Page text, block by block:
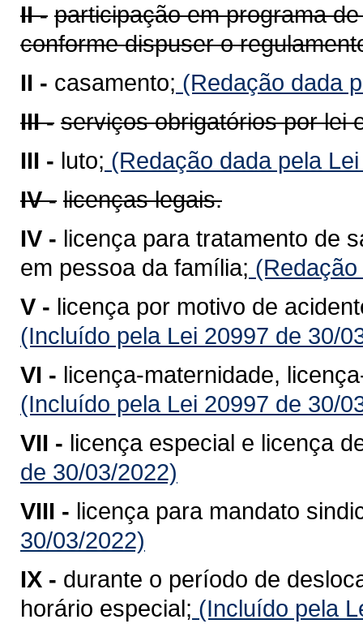
II - participação em programa
conforme dispuser o
II - casamento; (Redação dada
III - serviços obrigatórios por lei
III - luto; (Redação dada pela
IV - licenças legais.
IV - licença para tratamento de
em pessoa da família;
V - licença por motivo de
(Incluído pela Lei 20997 de 30/
VI - licença-maternidade,
(Incluído pela Lei 20997 de 30/
VII - licença especial e licença
de 30/03/2022)
VIII - licença para mandato
30/03/2022)
IX - durante o período de
horário especial; (Incluído pela